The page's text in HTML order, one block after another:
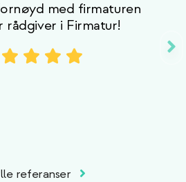
med firmaturen
rådgiver i Firmatur!
referanser